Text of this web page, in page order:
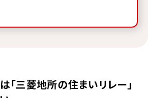
「三菱地所の住まいリレー」